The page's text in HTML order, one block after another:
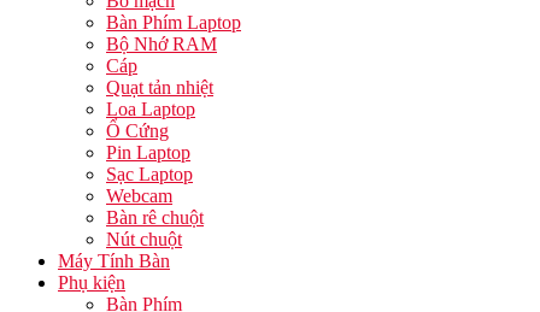
Bàn Phím Laptop
Bộ Nhớ RAM
Cáp
Quạt tản nhiệt
Loa Laptop
Ổ Cứng
Pin Laptop
Sạc Laptop
Webcam
Bàn rê chuột
Nút chuột
Máy Tính Bàn
Phụ kiện
Bàn Phím